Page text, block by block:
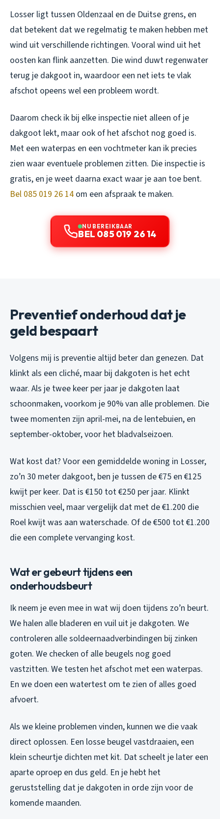
Losser ligt tussen Oldenzaal en de Duitse grens, en
dat betekent dat we regelmatig te maken hebben met
wind uit verschillende richtingen. Vooral wind uit het
oosten kan flink aanzetten. Die wind duwt regenwater
terug je dakgoot in, waardoor een net iets te vlak
afschot opeens wel een probleem wordt.
Daarom check ik bij elke inspectie niet alleen of je
dakgoot lekt, maar ook of het afschot nog goed is.
Met een waterpas en een vochtmeter kan ik precies
zien waar eventuele problemen zitten. Die inspectie is
gratis, en je weet daarna exact waar je aan toe bent.
Bel 085 019 26 14 om een afspraak te maken.
NU BEREIKBAAR
BEL 085 019 26 14
Preventief onderhoud dat je
geld bespaart
Volgens mij is preventie altijd beter dan genezen. Dat
klinkt als een cliché, maar bij dakgoten is het echt
waar. Als je twee keer per jaar je dakgoten laat
schoonmaken, voorkom je 90% van alle problemen. Die
twee momenten zijn april-mei, na de lentebuien, en
september-oktober, voor het bladvalseizoen.
Wat kost dat? Voor een gemiddelde woning in Losser,
zo’n 30 meter dakgoot, ben je tussen de €75 en €125
kwijt per keer. Dat is €150 tot €250 per jaar. Klinkt
misschien veel, maar vergelijk dat met de €1.200 die
Roel kwijt was aan waterschade. Of de €500 tot €1.200
die een complete vervanging kost.
Wat er gebeurt tijdens een
onderhoudsbeurt
Ik neem je even mee in wat wij doen tijdens zo’n beurt.
We halen alle bladeren en vuil uit je dakgoten. We
controleren alle soldeernaadverbindingen bij zinken
goten. We checken of alle beugels nog goed
vastzitten. We testen het afschot met een waterpas.
En we doen een watertest om te zien of alles goed
afvoert.
Als we kleine problemen vinden, kunnen we die vaak
direct oplossen. Een losse beugel vastdraaien, een
klein scheurtje dichten met kit. Dat scheelt je later een
aparte oproep en dus geld. En je hebt het
geruststelling dat je dakgoten in orde zijn voor de
komende maanden.